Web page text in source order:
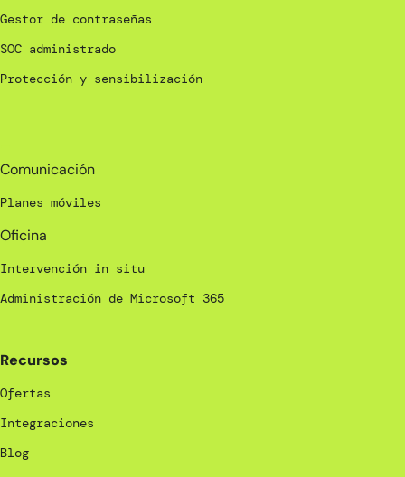
Gestor de contraseñas
SOC administrado
Protección y sensibilización
Comunicación
Planes móviles
Oficina
Intervención in situ
Administración de Microsoft 365
Recursos
Ofertas
Integraciones
Blog